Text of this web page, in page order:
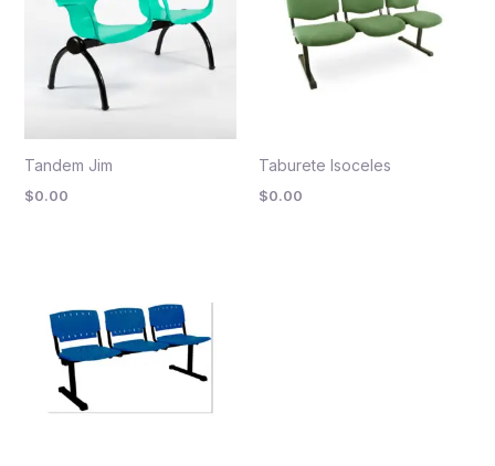
Tandem Jim
$0.00
Taburete Isoceles
$0.00